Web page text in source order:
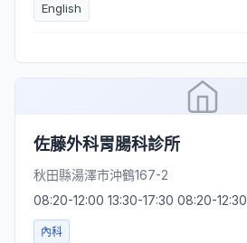
English
佐藤外科胃腸科診所
秋田縣湯澤市沖鶴167-2
08:20-12:00 13:30-17:30 08:20-12:30
內科